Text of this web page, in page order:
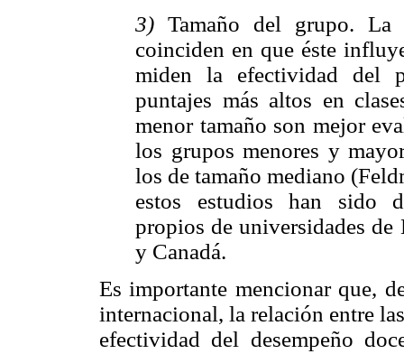
3) Tamaño del grupo. La
coinciden en que éste
miden la efectividad del
puntajes más altos en
menor tamaño son mejor
los grupos menores y
los de tamaño mediano
estos estudios han sido
propios de universidades
y Canadá.
Es importante mencionar que,
internacional, la relación entre
efectividad del desempeño